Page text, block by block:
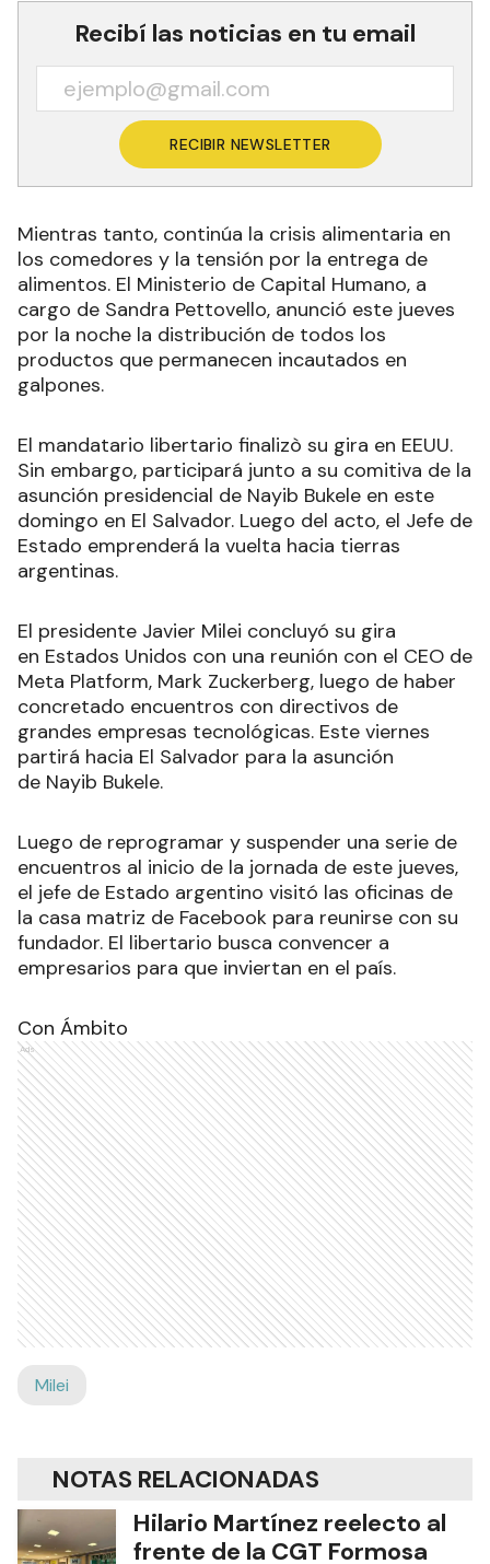
Recibí las noticias en tu email
RECIBIR NEWSLETTER
Mientras tanto, continúa la crisis alimentaria en
los comedores y la tensión por la entrega de
alimentos. El Ministerio de Capital Humano, a
cargo de Sandra Pettovello, anunció este jueves
por la noche la distribución de todos los
productos que permanecen incautados en
galpones.
El mandatario libertario finalizò su gira en EEUU.
Sin embargo, participará junto a su comitiva de la
asunción presidencial de Nayib Bukele en este
domingo en El Salvador. Luego del acto, el Jefe de
Estado emprenderá la vuelta hacia tierras
argentinas.
El presidente Javier Milei concluyó su gira
en Estados Unidos con una reunión con el CEO de
Meta Platform, Mark Zuckerberg, luego de haber
concretado encuentros con directivos de
grandes empresas tecnológicas. Este viernes
partirá hacia El Salvador para la asunción
de Nayib Bukele.
Luego de reprogramar y suspender una serie de
encuentros al inicio de la jornada de este jueves,
el jefe de Estado argentino visitó las oficinas de
la casa matriz de Facebook para reunirse con su
fundador. El libertario busca convencer a
empresarios para que inviertan en el país.
Con Ámbito
Ads
Milei
NOTAS RELACIONADAS
Hilario Martínez reelecto al
frente de la CGT Formosa